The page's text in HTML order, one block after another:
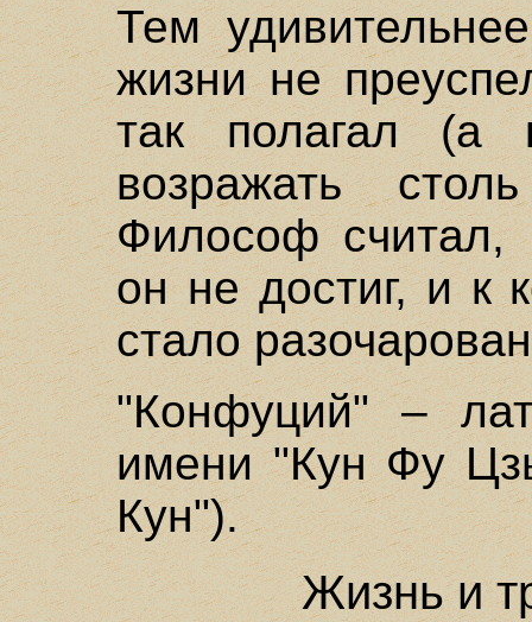
Тем
жизни не
так полагал (а
возражать
Философ считал,
он не достиг, и к
стало
"Конфуций" –
имени "Кун Фу
Кун").
Жизнь и